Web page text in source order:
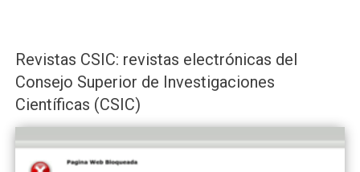
Revistas CSIC: revistas electrónicas del
Consejo Superior de Investigaciones
Científicas (CSIC)